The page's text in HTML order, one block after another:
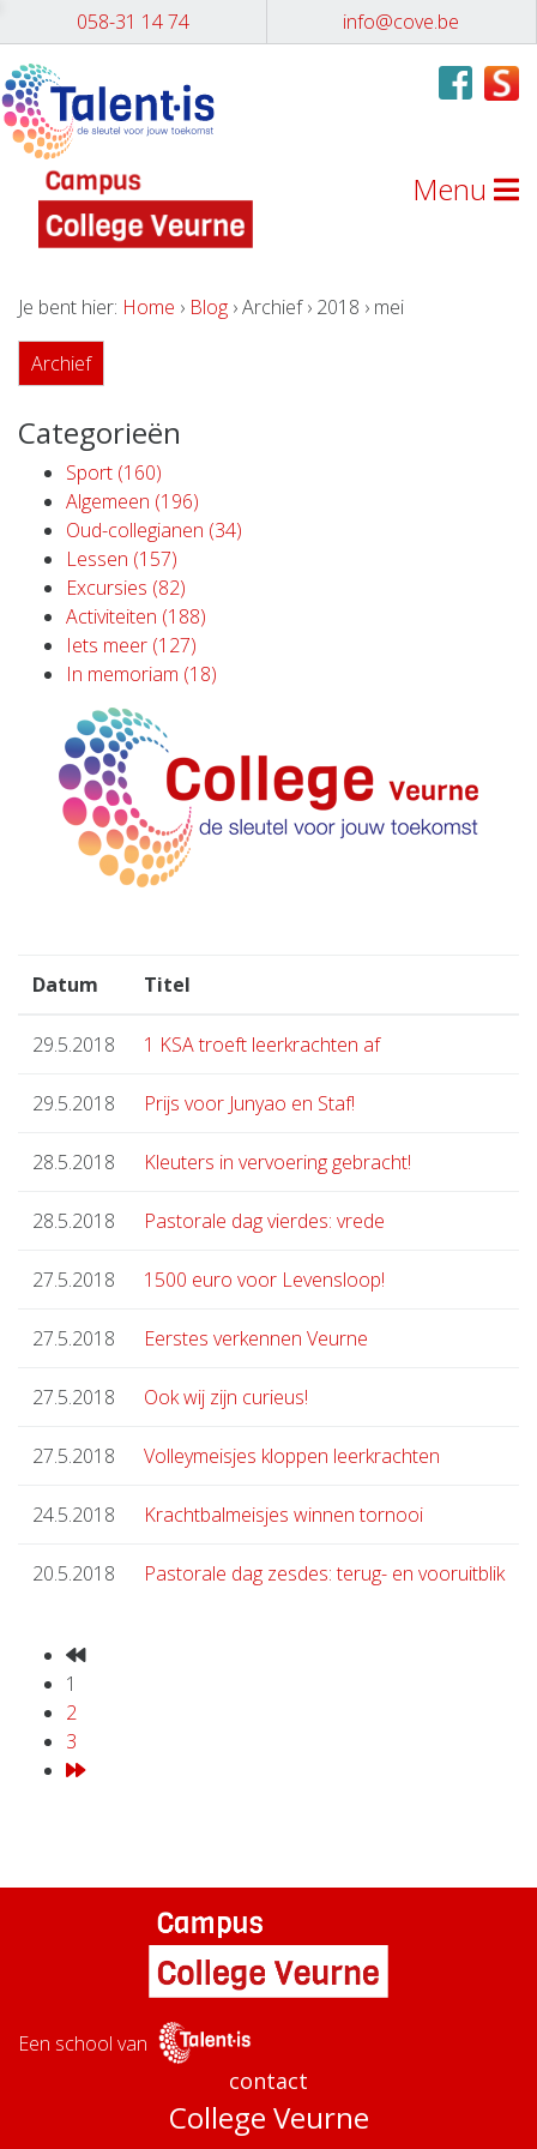
058-31 14 74 info@cove.be
Menu
Je bent hier: Home › Blog › Archief › 2018 › mei
Archief
Categorieën
Sport (160)
Algemeen (196)
Oud-collegianen (34)
Lessen (157)
Excursies (82)
Activiteiten (188)
Iets meer (127)
In memoriam (18)
Datum Titel
29.5.2018 1 KSA troeft leerkrachten af
29.5.2018 Prijs voor Junyao en Staf!
28.5.2018 Kleuters in vervoering gebracht!
28.5.2018 Pastorale dag vierdes: vrede
27.5.2018 1500 euro voor Levensloop!
27.5.2018 Eerstes verkennen Veurne
27.5.2018 Ook wij zijn curieus!
27.5.2018 Volleymeisjes kloppen leerkrachten
24.5.2018 Krachtbalmeisjes winnen tornooi
20.5.2018 Pastorale dag zesdes: terug- en vooruitblik
1
2
3
Een school van
contact
College Veurne